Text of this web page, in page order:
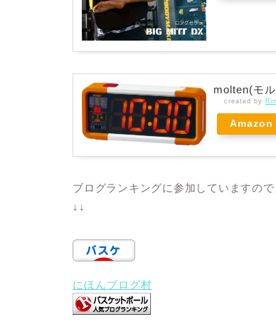
molten(モ
created by
Amazon
ブログランキングに参加していますの
↓↓
にほんブログ村